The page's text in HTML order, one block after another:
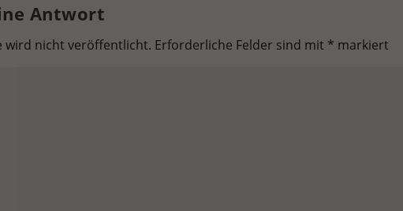
Antwort
wird nicht veröffentlicht. Erforderliche Felder sind mit * markiert